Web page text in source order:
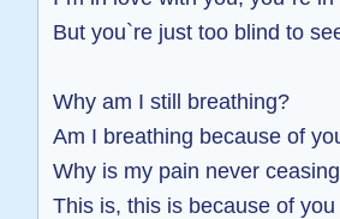
But you`re just too blind to
Why am I still breathing?
Am I breathing because of
Why is my pain never
This is, this is because of you